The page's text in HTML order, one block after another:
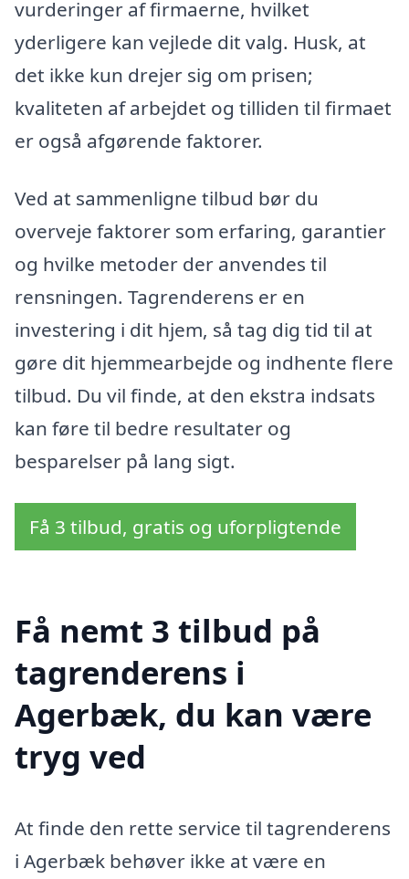
vurderinger af firmaerne, hvilket
yderligere kan vejlede dit valg. Husk, at
det ikke kun drejer sig om prisen;
kvaliteten af arbejdet og tilliden til firmaet
er også afgørende faktorer.
Ved at sammenligne tilbud bør du
overveje faktorer som erfaring, garantier
og hvilke metoder der anvendes til
rensningen. Tagrenderens er en
investering i dit hjem, så tag dig tid til at
gøre dit hjemmearbejde og indhente flere
tilbud. Du vil finde, at den ekstra indsats
kan føre til bedre resultater og
besparelser på lang sigt.
Få 3 tilbud, gratis og uforpligtende
Få nemt 3 tilbud på
tagrenderens i
Agerbæk, du kan være
tryg ved
At finde den rette service til tagrenderens
i Agerbæk behøver ikke at være en